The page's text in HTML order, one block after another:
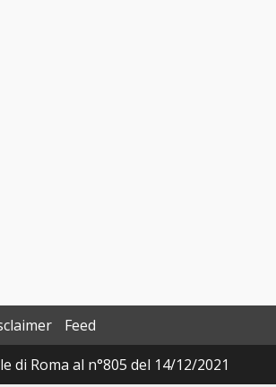
Feed
Roma al n°805 del 14/12/2021